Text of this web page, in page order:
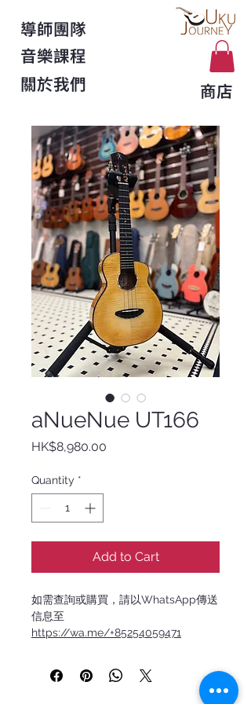
導師團隊
音樂課程
關於我們
商店
aNueNue UT166
HK$8,980.00
Quantity *
Add to Cart
如需查詢或購買，請以WhatsApp傳送
信息至
https://wa.me/+85254059471
aNueNue 彩虹人融合日本的精密工藝
與夏威夷的音樂靈魂。每一把琴都經過